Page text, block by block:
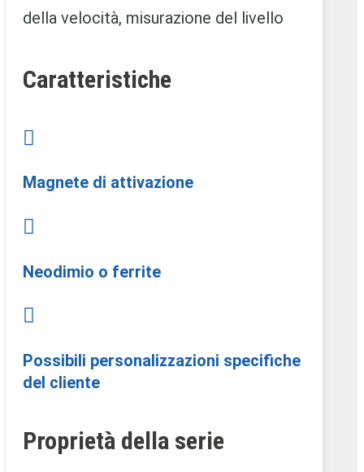
della velocità, misurazione del livello
Caratteristiche

Magnete di attivazione

Neodimio o ferrite

Possibili personalizzazioni specifiche
del cliente
Proprietà della serie